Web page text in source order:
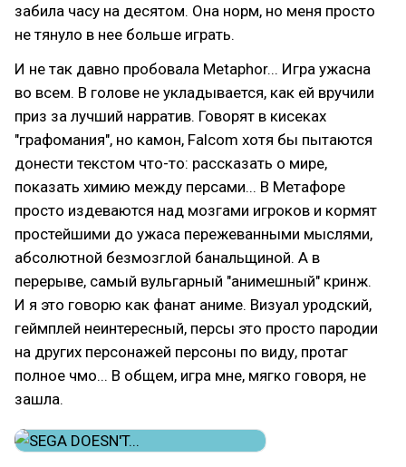
забила часу на десятом. Она норм, но меня просто
не тянуло в нее больше играть.
И не так давно пробовала Metaphor... Игра ужасна
во всем. В голове не укладывается, как ей вручили
приз за лучший нарратив. Говорят в кисеках
"графомания", но камон, Falcom хотя бы пытаются
донести текстом что-то: рассказать о мире,
показать химию между персами... В Метафоре
просто издеваются над мозгами игроков и кормят
простейшими до ужаса пережеванными мыслями,
абсолютной безмозглой банальщиной. А в
перерыве, самый вульгарный "анимешный" кринж.
И я это говорю как фанат аниме. Визуал уродский,
геймплей неинтересный, персы это просто пародии
на других персонажей персоны по виду, протаг
полное чмо... В общем, игра мне, мягко говоря, не
зашла.